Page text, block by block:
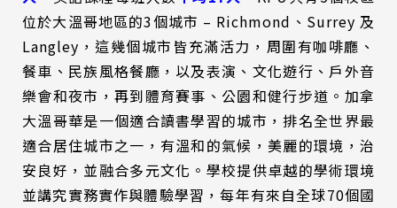
位於大溫哥地區的3個城市 – Richmond、Surrey 及
Langley，這幾個城市皆充滿活力，周圍有咖啡廳、
餐車、民族風格餐廳，以及表演、文化遊行、戶外音
樂會和夜市，再到體育賽事、公園和健行步道。加拿
大溫哥華是一個適合讀書學習的城市，排名全世界最
適合居住城市之一，有溫和的氣候，美麗的環境，治
安良好，並融合多元文化。學校提供卓越的學術環境
並講究實務實作與體驗學習，每年有來自全球70個國